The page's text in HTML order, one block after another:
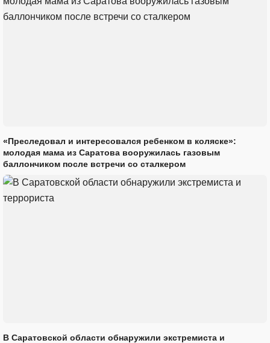
«Преследовал и интересовался ребенком в коляске»:
молодая мама из Саратова вооружилась газовым
баллончиком после встречи со сталкером
В Саратовской области обнаружили экстремиста и